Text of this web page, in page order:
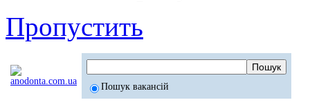
Пропустить
Пошук вакансій